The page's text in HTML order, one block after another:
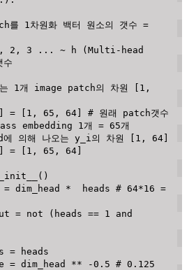
embedding 1개 = 65개
( )
= dim_head *
  heads
# 64*16 =
= not ( heads == 1
and
= heads
= dim_head ** -0.5 # 0.125